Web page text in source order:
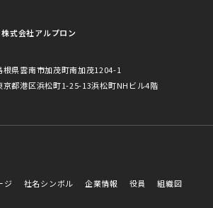
株式会社アルプロン
根県雲南市加茂町南加茂1204-1
京都港区浜松町1-25-13浜松町NHビル4階
ジ 社名シンボル 企業情報 役員
組織図